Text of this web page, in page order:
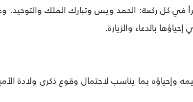
في كل ركعة: الحمد ويس وتبارك الملك والتوحيد.
بالدعاء والزيارة.
بما يناسب لاحتمال وقوع ذكرى ولادة